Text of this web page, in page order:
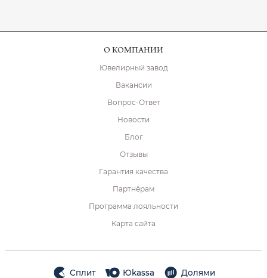
О КОМПАНИИ
Ювелирный завод
Вакансии
Вопрос-Ответ
Новости
Блог
Отзывы
Гарантия качества
Партнёрам
Программа лояльности
Карта сайта
Сплит Юkassa Долями